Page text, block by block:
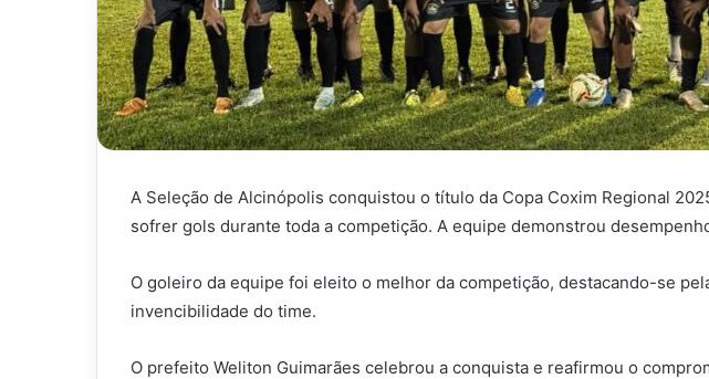
A Seleção de Alcinópolis conquistou o título da Copa Coxim Regional
sofrer gols durante toda a competição. A equipe demonstrou
O goleiro da equipe foi eleito o melhor da competição, destacando-se
invencibilidade do time.
O prefeito Weliton Guimarães celebrou a conquista e reafirmou o